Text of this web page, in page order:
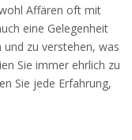
Affären oft mit
eine Gelegenheit
zu verstehen, was
Sie immer ehrlich zu
Sie jede Erfahrung,